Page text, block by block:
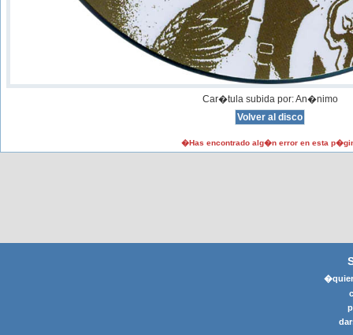
Car�tula subida por: An�nimo
�Has encontrado alg�n error en esta